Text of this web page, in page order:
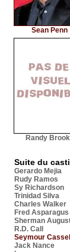
Sean Penn
Randy
Suite du
Gerardo Mejia
Rudy Ramos
Sy Richardson
Trinidad Silva
Charles Walker
Fred Asparagus
Sherman
R.D. Call
Seymour Cassel
Jack Nance